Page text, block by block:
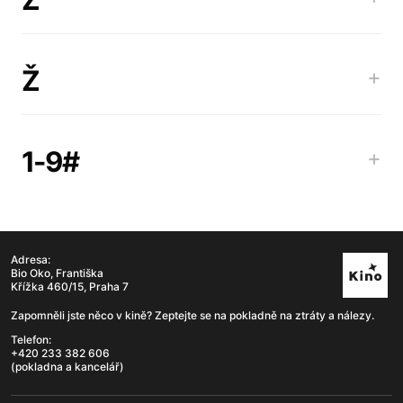
Ž +
1-9# +
Adresa:
Bio Oko, Františka
Křížka 460/15, Praha 7
Zapomněli jste něco v kině? Zeptejte se na pokladně na ztráty a nálezy.
Telefon:
+420 233 382 606
(pokladna a kancelář)